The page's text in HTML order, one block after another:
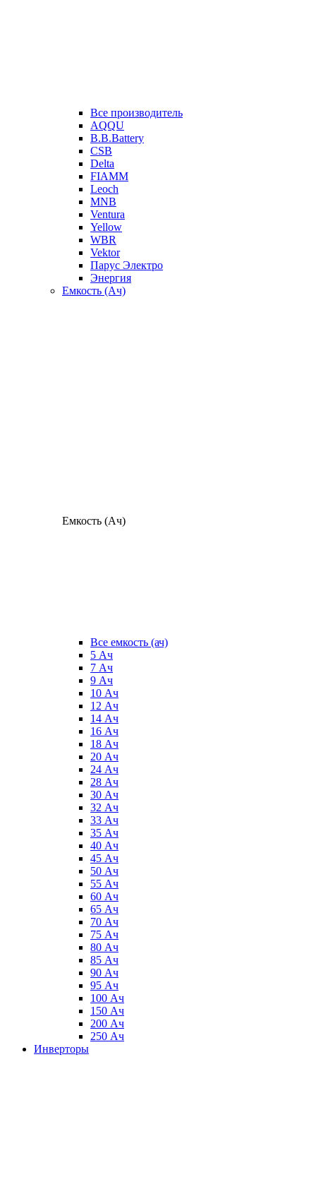
Все производитель
AQQU
B.B.Battery
CSB
Delta
FIAMM
Leoch
MNB
Ventura
Yellow
WBR
Vektor
Парус Электро
Энергия
Емкость (Ач)
Емкость (Ач)
Все емкость (ач)
5 Ач
7 Ач
9 Ач
10 Ач
12 Ач
14 Ач
16 Ач
18 Ач
20 Ач
24 Ач
28 Ач
30 Ач
32 Ач
33 Ач
35 Ач
40 Ач
45 Ач
50 Ач
55 Ач
60 Ач
65 Ач
70 Ач
75 Ач
80 Ач
85 Ач
90 Ач
95 Ач
100 Ач
150 Ач
200 Ач
250 Ач
Инверторы